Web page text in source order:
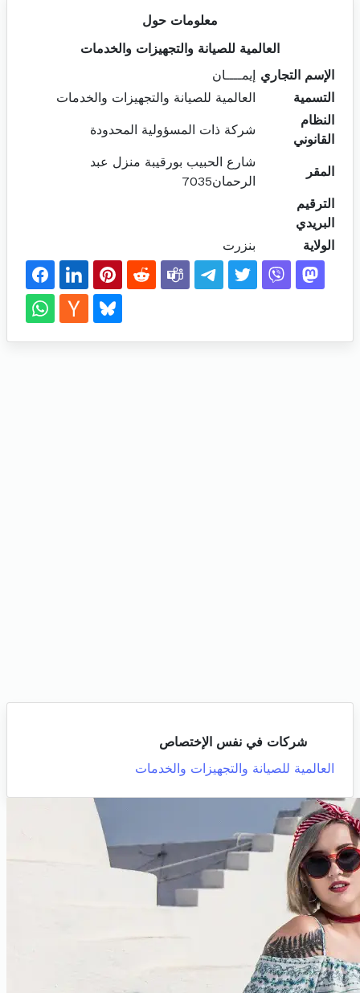
معلومات حول
العالمية للصيانة والتجهيزات والخدمات
الإسم التجاري
إيمــــان
التسمية
العالمية للصيانة والتجهيزات والخدمات
النظام
القانوني
شركة ذات المسؤولية المحدودة
المقر
شارع الحبيب بورقيبة منزل عبد
الرحمان7035
الترقيم
البريدي
الولاية
بنزرت
شركات في نفس الإختصاص
العالمية للصيانة والتجهيزات والخدمات